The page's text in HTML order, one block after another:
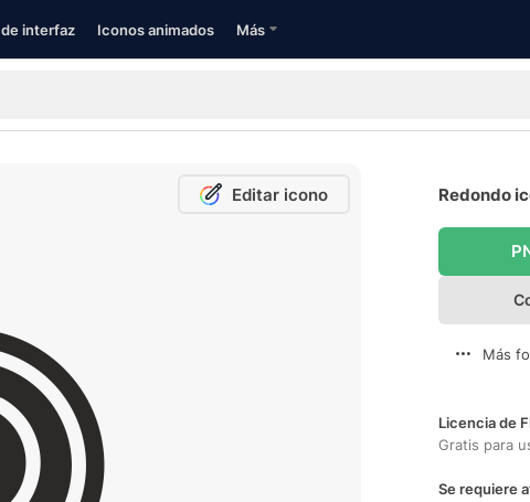
interfaz Iconos animados Más
Editar icono Redondo
Más
Licencia de
Gratis para
Se requiere